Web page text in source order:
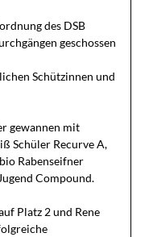
des DSB
geschossen
Schützinnen und
gewannen mit
Schüler Recurve A,
Rabenseifner
Compound.
Platz 2 und Rene